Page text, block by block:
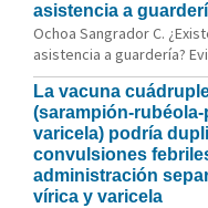
asistencia a
Ochoa Sangrador C.
asistencia a guardería?
La vacuna
(sarampión-
varicela) podría
convulsiones
administración
vírica y varicela